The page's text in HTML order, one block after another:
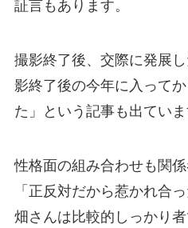
証言もあります。
撮影終了後、交際に発展
影終了後の今年に入って
た」という記事も出ていま
性格面の組み合わせも関係
「正反対だから惹かれ合
畑さんは比較的しっかり